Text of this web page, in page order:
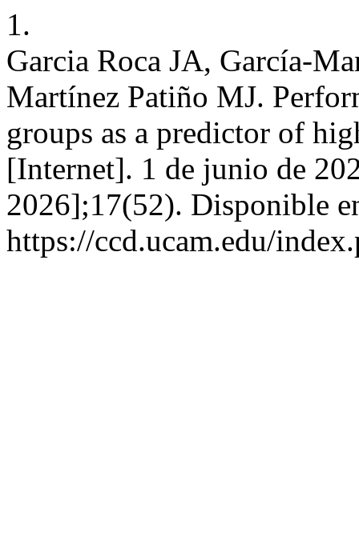
1.
Garcia Roca JA, García-
Martínez Patiño MJ.
groups as a predictor of
[Internet]. 1 de junio de
2026];17(52). Disponible
https://ccd.ucam.edu/